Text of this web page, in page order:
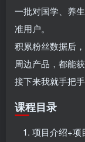
一批对国学、养
准用户。
积累粉丝数据后
周边产品，都能
接下来我就手把
课程目录
项目介绍+项